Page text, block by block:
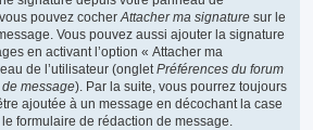
pouvez cocherAttacher ma signature sur le
Vous pouvez aussi ajouter la signature
en activant l’option « Attacher ma
de l’utilisateur (ongletPréférences du forum
message). Par la suite, vous pourrez toujours
ajoutée à un message en décochant la case
formulaire de rédaction de message.